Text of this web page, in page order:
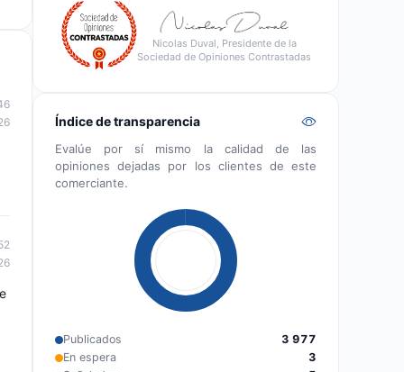
Nicolas Duval, Presidente de la
Sociedad de Opiniones Contrastadas
Índice de transparencia
Evalúe por sí mismo la calidad de las
opiniones dejadas por los clientes de este
comerciante.
Publicados
3 977
En espera
3